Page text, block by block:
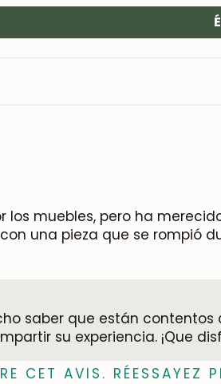
los muebles, pero ha
una pieza que se rompió
saber que están
su experiencia. ¡Que
CET AVIS. RÉESSAYEZ